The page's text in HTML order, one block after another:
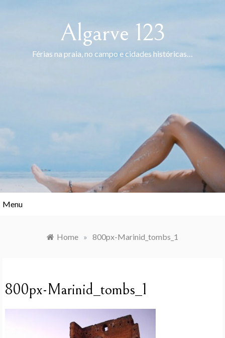
Algarve 123
Férias na praia, no campo e cidades históricas…
Menu
Home » 800px-Marinid_tombs_1
800px-Marinid_tombs_1